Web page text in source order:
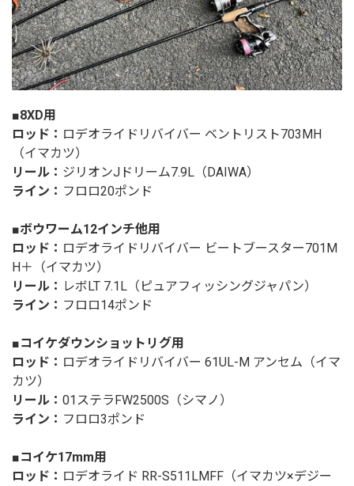
■8XD用
ロッド： ロデオライドリバイバー ベントリスト703MH
（イマカツ）
リール： ジリオンJドリーム7.9L（DAIWA）
ライン： フロロ20ポンド
■ボウワーム12インチ他用
ロッド： ロデオライドリバイバー ビートブースター701M
H＋（イマカツ）
リール： レボLT 7.1L（ピュアフィッシングジャパン）
ライン： フロロ14ポンド
■コイケダウンショットリグ用
ロッド： ロデオライドリバイバー 61UL-M アンセム（イマ
カツ）
リール： 01ステラFW2500S（シマノ）
ライン： フロロ3ポンド
■コイケ17mm用
ロッド： ロデオライド RR-S511LMFF（イマカツ×デジー